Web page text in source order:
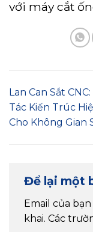
với máy cắt
Lan Can Sắt
Tác Kiến Trúc
Cho Không Gian
Để lại một
Email của
khai. Các